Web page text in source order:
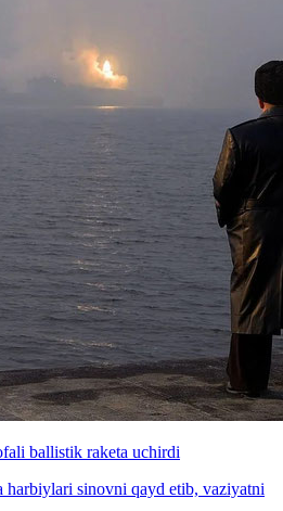
ballistik raketa uchirdi
harbiylari sinovni qayd etib, vaziyatni